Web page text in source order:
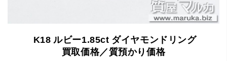
K18 ルビー1.85ct ダイヤモンドリング
買取価格／質預かり価格